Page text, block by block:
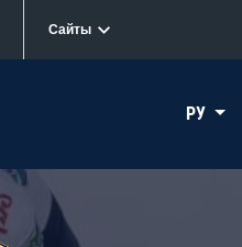
Сайты
РУ